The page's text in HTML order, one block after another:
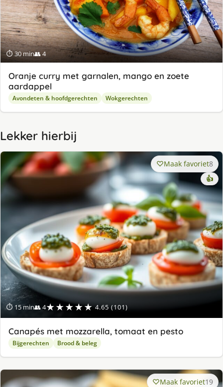
⏱ 30 min👥 4
Oranje curry met garnalen, mango en zoete
aardappel
Avondeten & hoofdgerechten Wokgerechten
Lekker hierbij
⏱ 15 min👥 4★★★★★ 4.65 (101)
Maak favoriet8
👍
Canapés met mozzarella, tomaat en pesto
Bijgerechten Brood & beleg
Maak favoriet19